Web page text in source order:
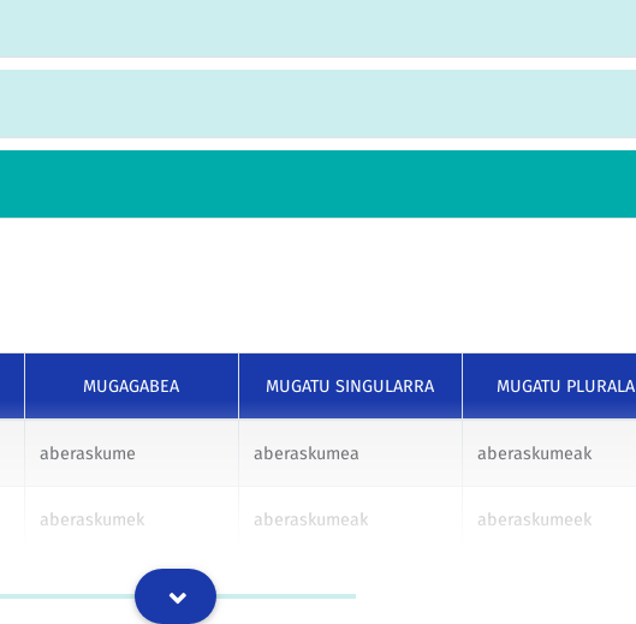
MUGAGABEA MUGATU SINGULARRA MUGATU PLURALA
aberaskume aberaskumea aberaskumeak
aberaskumek aberaskumeak aberaskumeek
aberaskumeri